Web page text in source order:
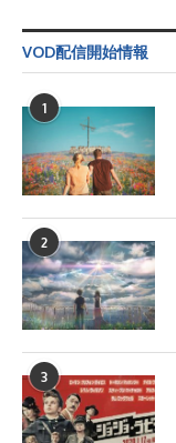
VOD配信開始情報
1
2
3